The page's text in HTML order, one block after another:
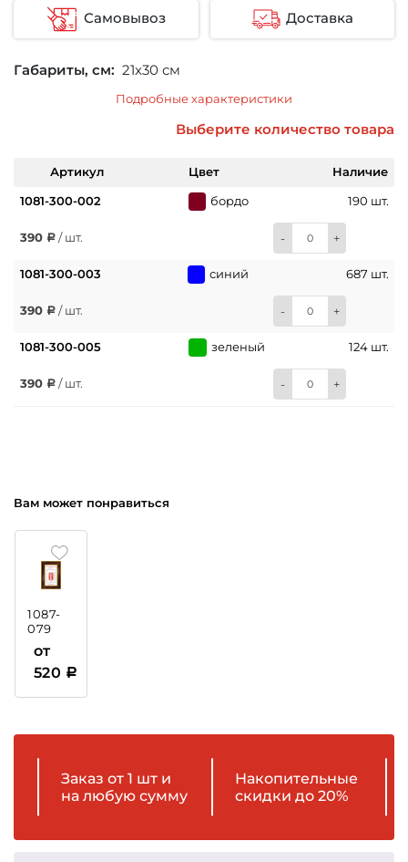
Самовывоз Доставка
Габариты, см: 21x30 см
Подробные характеристики
Выберите количество товара
Артикул Цвет Наличие
1081-300-002 бордо 190 шт.
390 / шт. - +
1081-300-003 синий 687 шт.
390 / шт. - +
1081-300-005 зеленый 124 шт.
390 / шт. - +
Вам может понравиться
1087-
079
пластиковая
от
520
Заказ от 1 шт и
на любую сумму
Накопительные
скидки до 20%